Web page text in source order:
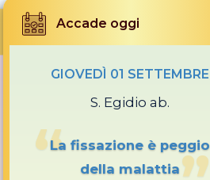
Accade oggi
GIOVEDÌ 01 SETTEMBRE
S. Egidio ab.
La fissazione è peggio
della malattia